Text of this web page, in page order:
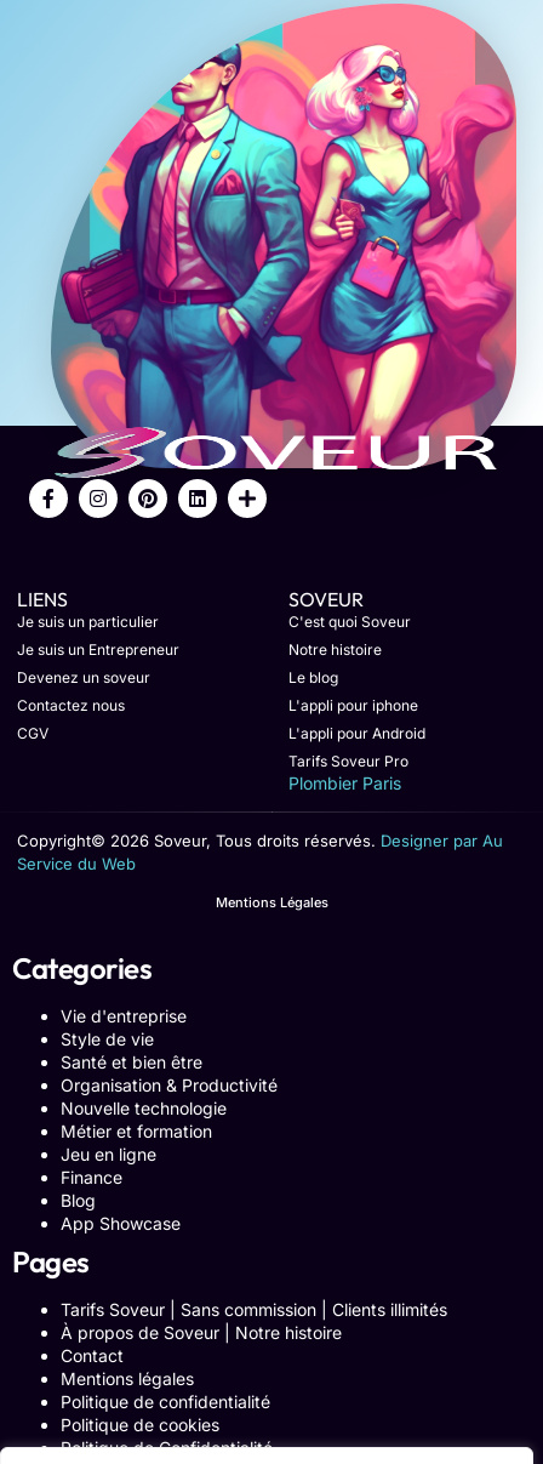
LIENS
Je suis un particulier
Je suis un Entrepreneur
Devenez un soveur
Contactez nous
CGV
SOVEUR
C'est quoi Soveur
Notre histoire
Le blog
L'appli pour iphone
L'appli pour Android
Tarifs Soveur Pro
Plombier Paris
Copyright© 2026 Soveur, Tous droits réservés. Designer par Au
Service du Web
Mentions Légales
Categories
Vie d'entreprise
Style de vie
Santé et bien être
Organisation & Productivité
Nouvelle technologie
Métier et formation
Jeu en ligne
Finance
Blog
App Showcase
Pages
Tarifs Soveur | Sans commission | Clients illimités
À propos de Soveur | Notre histoire
Contact
Mentions légales
Politique de confidentialité
Politique de cookies
Politique de Confidentialité